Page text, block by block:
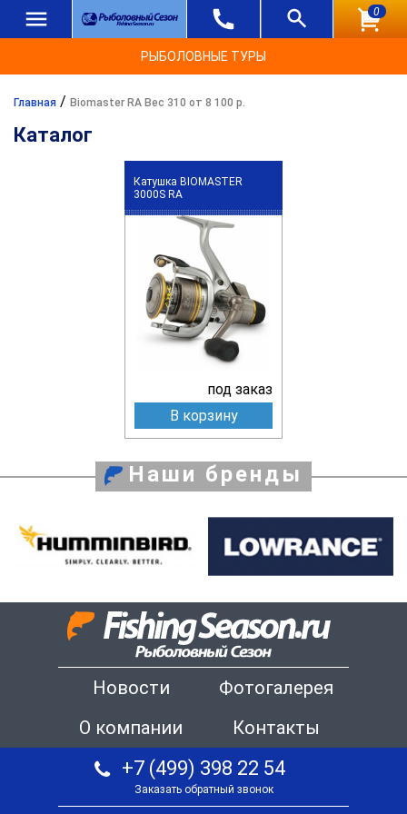
0
РЫБОЛОВНЫЕ ТУРЫ
Главная / Biomaster RA Вес 310 от 8 100 р.
Каталог
Катушка BIOMASTER
3000S RA
под заказ
В корзину
Наши бренды
Новости
Фотогалерея
О компании
Контакты
+7 (499) 398 22 54
Заказать обратный звонок